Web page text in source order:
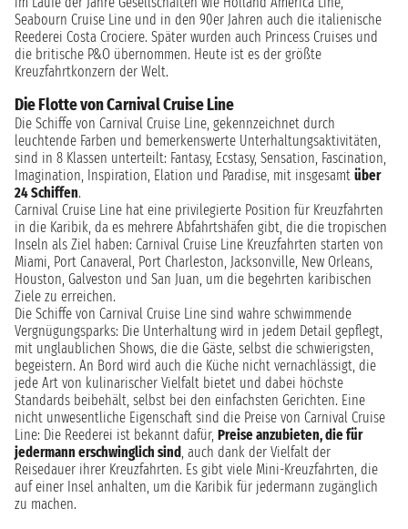
Seabourn Cruise Line und in den 90er Jahren auch die italienische
Reederei Costa Crociere. Später wurden auch Princess Cruises und
die britische P&O übernommen. Heute ist es der größte
Kreuzfahrtkonzern der Welt.
Die Flotte von Carnival Cruise Line
Die Schiffe von Carnival Cruise Line, gekennzeichnet durch
leuchtende Farben und bemerkenswerte Unterhaltungsaktivitäten,
sind in 8 Klassen unterteilt: Fantasy, Ecstasy, Sensation, Fascination,
Imagination, Inspiration, Elation und Paradise, mit insgesamt über
24 Schiffen.
Carnival Cruise Line hat eine privilegierte Position für Kreuzfahrten
in die Karibik, da es mehrere Abfahrtshäfen gibt, die die tropischen
Inseln als Ziel haben: Carnival Cruise Line Kreuzfahrten starten von
Miami, Port Canaveral, Port Charleston, Jacksonville, New Orleans,
Houston, Galveston und San Juan, um die begehrten karibischen
Ziele zu erreichen.
Die Schiffe von Carnival Cruise Line sind wahre schwimmende
Vergnügungsparks: Die Unterhaltung wird in jedem Detail gepflegt,
mit unglaublichen Shows, die die Gäste, selbst die schwierigsten,
begeistern. An Bord wird auch die Küche nicht vernachlässigt, die
jede Art von kulinarischer Vielfalt bietet und dabei höchste
Standards beibehält, selbst bei den einfachsten Gerichten. Eine
nicht unwesentliche Eigenschaft sind die Preise von Carnival Cruise
Line: Die Reederei ist bekannt dafür, Preise anzubieten, die für
jedermann erschwinglich sind, auch dank der Vielfalt der
Reisedauer ihrer Kreuzfahrten. Es gibt viele Mini-Kreuzfahrten, die
auf einer Insel anhalten, um die Karibik für jedermann zugänglich
zu machen.